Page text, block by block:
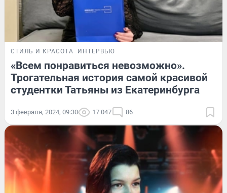
СТИЛЬ И КРАСОТА ИНТЕРВЬЮ
«Всем понравиться невозможно».
Трогательная история самой красивой
студентки Татьяны из Екатеринбурга
3 февраля, 2024, 09:30 17 047 86